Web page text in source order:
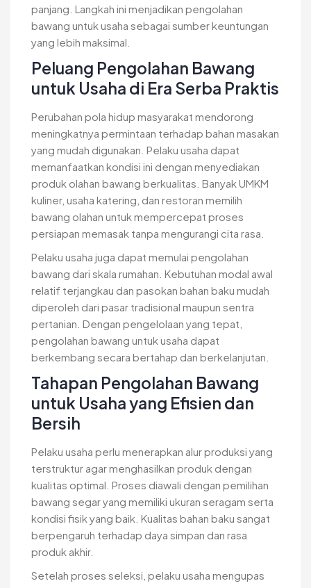
panjang. Langkah ini menjadikan pengolahan
bawang untuk usaha sebagai sumber keuntungan
yang lebih maksimal.
Peluang Pengolahan Bawang
untuk Usaha di Era Serba Praktis
Perubahan pola hidup masyarakat mendorong
meningkatnya permintaan terhadap bahan masakan
yang mudah digunakan. Pelaku usaha dapat
memanfaatkan kondisi ini dengan menyediakan
produk olahan bawang berkualitas. Banyak UMKM
kuliner, usaha katering, dan restoran memilih
bawang olahan untuk mempercepat proses
persiapan memasak tanpa mengurangi cita rasa.
Pelaku usaha juga dapat memulai pengolahan
bawang dari skala rumahan. Kebutuhan modal awal
relatif terjangkau dan pasokan bahan baku mudah
diperoleh dari pasar tradisional maupun sentra
pertanian. Dengan pengelolaan yang tepat,
pengolahan bawang untuk usaha dapat
berkembang secara bertahap dan berkelanjutan.
Tahapan Pengolahan Bawang
untuk Usaha yang Efisien dan
Bersih
Pelaku usaha perlu menerapkan alur produksi yang
terstruktur agar menghasilkan produk dengan
kualitas optimal. Proses diawali dengan pemilihan
bawang segar yang memiliki ukuran seragam serta
kondisi fisik yang baik. Kualitas bahan baku sangat
berpengaruh terhadap daya simpan dan rasa
produk akhir.
Setelah proses seleksi, pelaku usaha mengupas